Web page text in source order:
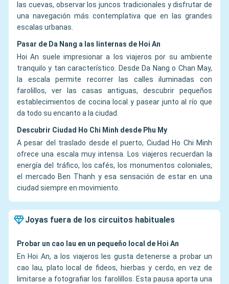
las cuevas, observar los juncos tradicionales y disfrutar de
una navegación más contemplativa que en las grandes
escalas urbanas.
Pasar de Da Nang a las linternas de Hoi An
Hoi An suele impresionar a los viajeros por su ambiente
tranquilo y tan característico. Desde Da Nang o Chan May,
la escala permite recorrer las calles iluminadas con
farolillos, ver las casas antiguas, descubrir pequeños
establecimientos de cocina local y pasear junto al río que
da todo su encanto a la ciudad.
Descubrir Ciudad Ho Chi Minh desde Phu My
A pesar del traslado desde el puerto, Ciudad Ho Chi Minh
ofrece una escala muy intensa. Los viajeros recuerdan la
energía del tráfico, los cafés, los monumentos coloniales,
el mercado Ben Thanh y esa sensación de estar en una
ciudad siempre en movimiento.
Joyas fuera de los circuitos habituales
Probar un cao lau en un pequeño local de Hoi An
En Hoi An, a los viajeros les gusta detenerse a probar un
cao lau, plato local de fideos, hierbas y cerdo, en vez de
limitarse a fotografiar los farolillos. Esta pausa aporta una